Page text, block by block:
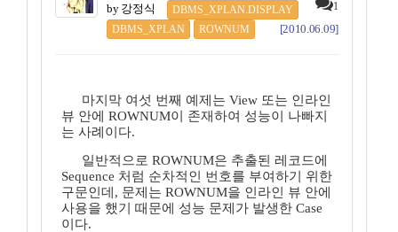
1
by 강정식
DBMS_XPLAN.DISPLAY
DBMS_XPLAN
ROWNUM [2010.06.09]
마지막 여섯 번째 예제는 View 또는 인라인
뷰 안에 ROWNUM이 존재하여 성능이 나빠지
는 사례이다.
일반적으로 ROWNUM은 추출된 레코드에
Sequence 처럼 순차적인 번호를 부여하기 위한
구문인데, 문제는 ROWNUM을 인라인 뷰 안에
사용을 했기 때문에 성능 문제가 발생한 Case
이다.